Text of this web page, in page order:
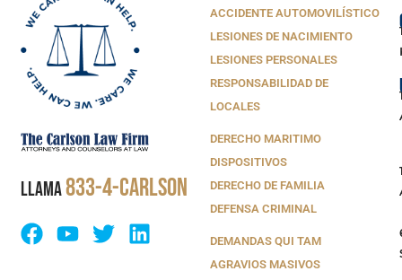
LLAMA833-4-CARLSON
ACCIDENTE AUTOMOVILÍSTICO
LESIONES DE NACIMIENTO
LESIONES PERSONALES
RESPONSABILIDAD DE
LOCALES
DERECHO MARITIMO
DISPOSITIVOS
DERECHO DE FAMILIA
DEFENSA CRIMINAL
DEMANDAS QUI TAM
AGRAVIOS MASIVOS